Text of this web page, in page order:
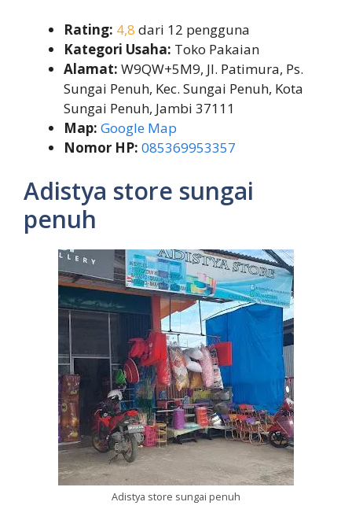
Rating: 4,8 dari 12 pengguna
Kategori Usaha: Toko Pakaian
Alamat: W9QW+5M9, Jl. Patimura, Ps.
Sungai Penuh, Kec. Sungai Penuh, Kota
Sungai Penuh, Jambi 37111
Map: Google Map
Nomor HP: 085369953357
Adistya store sungai
penuh
Adistya store sungai penuh